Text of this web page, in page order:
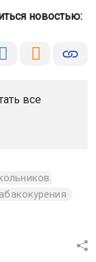
новостью:
все